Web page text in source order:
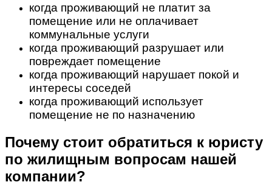
когда проживающий не платит за
помещение или не оплачивает
коммунальные услуги
когда проживающий разрушает или
повреждает помещение
когда проживающий нарушает покой и
интересы соседей
когда проживающий использует
помещение не по назначению
Почему стоит обратиться к юристу
по жилищным вопросам нашей
компании?